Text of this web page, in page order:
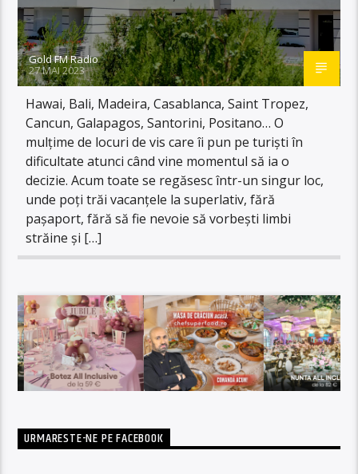
Gold FM Radio
27 MAI 2023
Hawai, Bali, Madeira, Casablanca, Saint Tropez,
Cancun, Galapagos, Santorini, Positano… O
mulțime de locuri de vis care îi pun pe turiști în
dificultate atunci când vine momentul să ia o
decizie. Acum toate se regăsesc într-un singur loc,
unde poți trăi vacanțele la superlativ, fără
pașaport, fără să fie nevoie să vorbești limbi
străine și […]
URMARESTE-NE PE FACEBOOK